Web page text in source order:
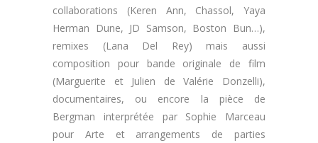
collaborations (Keren Ann, Chassol, Yaya
Herman Dune, JD Samson, Boston Bun…),
remixes (Lana Del Rey) mais aussi
composition pour bande originale de film
(Marguerite et Julien de Valérie Donzelli),
documentaires, ou encore la pièce de
Bergman interprétée par Sophie Marceau
pour Arte et arrangements de parties